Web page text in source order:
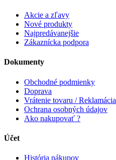
Akcie a zľavy
Nové produkty
Najpredávanejšie
Zákaznícka podpora
Dokumenty
Obchodné podmienky
Doprava
Vrátenie tovaru / Reklamácia
Ochrana osobných údajov
Ako nakupovať ?
Účet
História nákupov